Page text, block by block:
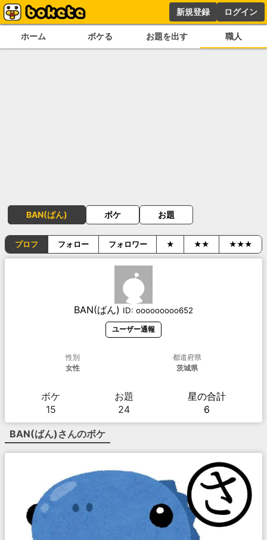
新規登録 ログイン
ホーム ボケる お題を出す 職人
BAN(ばん) ボケ お題
プロフ フォロー フォロワー ★ ★★ ★★★
BAN(ばん) ID: ooooooooo652
ユーザー通報
性別
女性
都道府県
茨城県
ボケ
15
お題
24
星の合計
6
BAN(ばん) さんのボケ